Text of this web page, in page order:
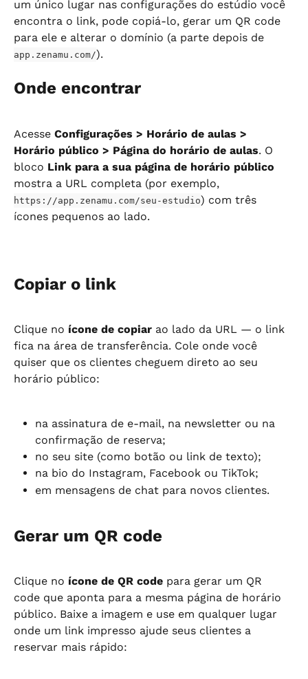
um único lugar nas configurações do estúdio você
encontra o link, pode copiá-lo, gerar um QR code
para ele e alterar o domínio (a parte depois de
app.zenamu.com/).
Onde encontrar
Acesse Configurações > Horário de aulas >
Horário público > Página do horário de aulas. O
bloco Link para a sua página de horário público
mostra a URL completa (por exemplo,
https://app.zenamu.com/seu-estudio) com três
ícones pequenos ao lado.
Copiar o link
Clique no ícone de copiar ao lado da URL — o link
fica na área de transferência. Cole onde você
quiser que os clientes cheguem direto ao seu
horário público:
na assinatura de e-mail, na newsletter ou na
confirmação de reserva;
no seu site (como botão ou link de texto);
na bio do Instagram, Facebook ou TikTok;
em mensagens de chat para novos clientes.
Gerar um QR code
Clique no ícone de QR code para gerar um QR
code que aponta para a mesma página de horário
público. Baixe a imagem e use em qualquer lugar
onde um link impresso ajude seus clientes a
reservar mais rápido: